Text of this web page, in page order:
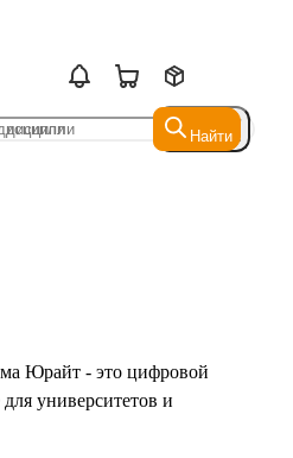
Найти
Найти
Юрайт - это цифровой
университетов и